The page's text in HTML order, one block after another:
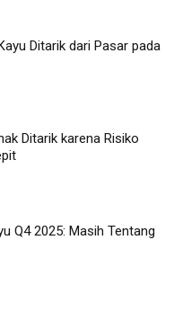
Ditarik dari Pasar pada
Ditarik karena Risiko
Q4 2025: Masih Tentang